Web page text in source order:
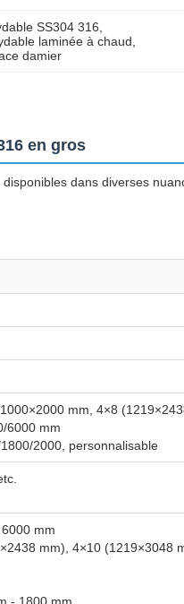
SS304 316
laminée à chaud
damier
en gros
dans diverses
mm, 4×8
6000 mm
2000, personnalisable
mm
mm), 4×10 (1219×3048